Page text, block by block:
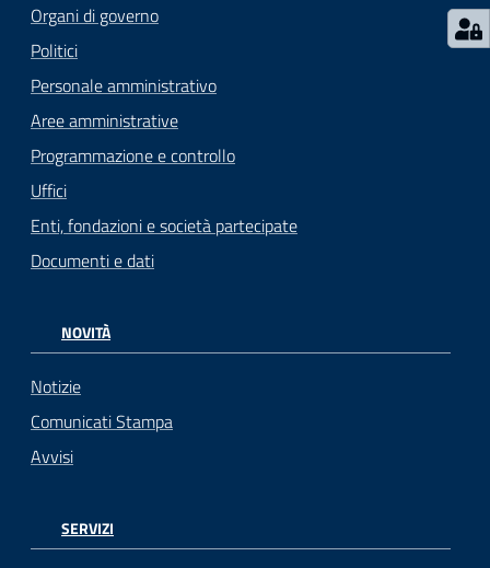
Organi di governo
Politici
Personale amministrativo
Aree amministrative
Programmazione e controllo
Uffici
Enti, fondazioni e società partecipate
Documenti e dati
NOVITÀ
Notizie
Comunicati Stampa
Avvisi
SERVIZI